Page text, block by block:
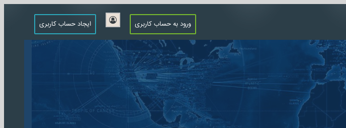
ورود به حساب کاربری ایجاد حساب کاربری